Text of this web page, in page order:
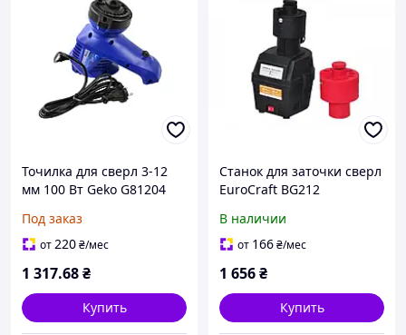
Точилка для сверл 3-12
мм 100 Вт Geko G81204
Под заказ
от220₴/мес
1 317.68₴
Купить
Станок для заточки сверл
EuroCraft BG212
В наличии
от 166₴/мес
1 656₴
Купить